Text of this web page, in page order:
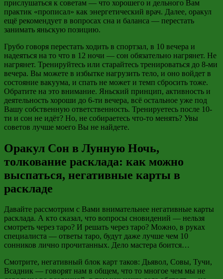
прислушаться к советам — что хорошего и дельного Вам
практик «прописал» как энергетический врач. Далее, оракул
ещё рекомендует в вопросах сна и баланса — перестать
занимать яньскую позицию.
Грубо говоря перестать ходить в спортзал, в 10 вечера и
надеяться на то что в 12 ночи — сон обязательно нагрянет. Не
нагрянет. Тренируйтесь или старайтесь тренироваться до 8-ми
вечера. Вы можете в избытке нагрузить тело, и оно войдет в
состояние вакуума, и спать не может и темп сбросить тоже.
Обратите на это внимание. Яньский принцип, активность и
деятельность хороши до 6-ти вечера, всё остальное уже под
Вашу собственную ответственность. Тренируетесь после 10-
ти и сон не идёт? Но, не собираетесь что-то менять? Увы
советов лучше моего Вы не найдете.
Оракул Сон в Лунную Ночь,
толкование расклада: как можно
выспаться, негативные карты в
раскладе
Давайте рассмотрим с Вами внимательнее негативные карты
расклада. А кто сказал, что вопросы сновидений — нельзя
смотреть через таро? И решать через таро? Можно, в руках
специалиста — ответы таро, будут даже лучше чем 10
сонников лично прочитанных. Дело мастера боится…
Смотрите, негативный блок карт таков: Дьявол, Совы, Тучи,
Всадник — говорят нам в общем, что то многое чем мы не